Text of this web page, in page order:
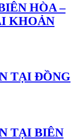
HÒA –
KHOẢN
TẠI ĐỒNG
TẠI BIÊN